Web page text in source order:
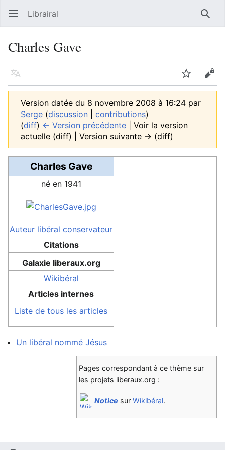
Ouvrir le menu principal Librairal
Charles Gave
Langue Suivre
Version datée du 8 novembre 2008 à 16:24 par
Serge (discussion contributions)
(diff) ← Version précédente | Voir la version
actuelle (diff) | Version suivante → (diff)
Charles Gave
né en 1941
Auteur libéral conservateur
Citations
Galaxie liberaux.org
Wikibéral
Articles internes
Liste de tous les articles
Un libéral nommé Jésus
Pages correspondant à ce thème sur
les projets liberaux.org :
Notice sur Wikibéral.